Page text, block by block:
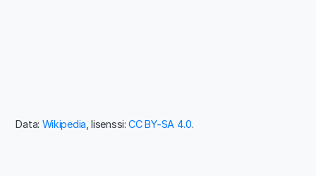
Data: Wikipedia , lisenssi:CC BY-SA 4.0.